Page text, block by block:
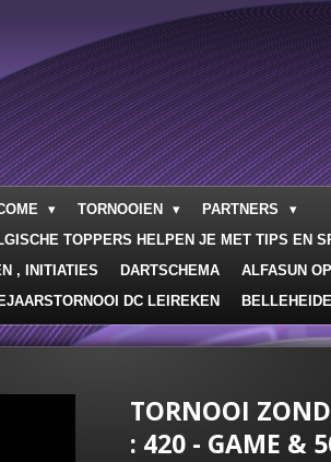
TORNOOIEN
PARTNERS
TOPPERS HELPEN JE MET TIPS EN
, INITIATIES DARTSCHEMA
ALFASUN
DC LEIREKEN
TORNOOI
: 420 - GAME &